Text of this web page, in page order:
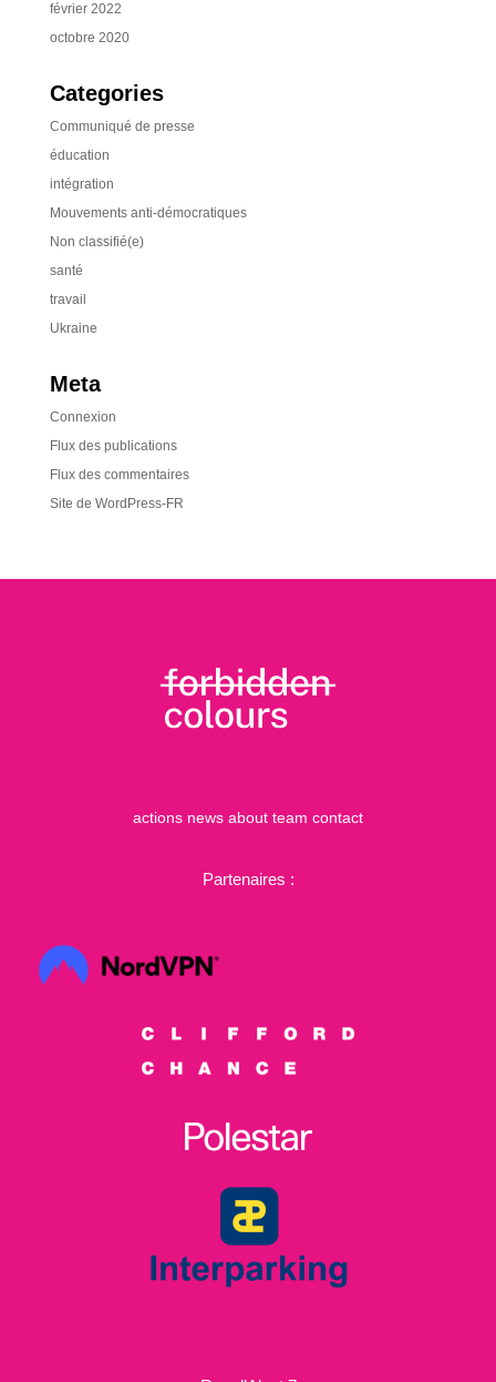
février 2022
octobre 2020
Categories
Communiqué de presse
éducation
intégration
Mouvements anti-démocratiques
Non classifié(e)
santé
travail
Ukraine
Meta
Connexion
Flux des publications
Flux des commentaires
Site de WordPress-FR
actions news about team contact
Partenaires :